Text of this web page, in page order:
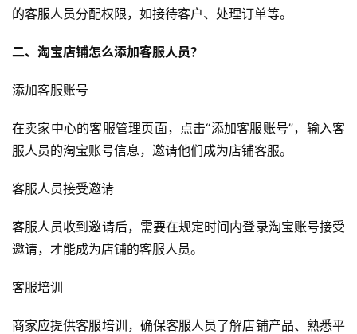
的客服人员分配权限，如接待客户、处理订单等。
二、淘宝店铺怎么添加客服人员？
添加客服账号
在卖家中心的客服管理页面，点击“添加客服账号”，输入客
服人员的淘宝账号信息，邀请他们成为店铺客服。
客服人员接受邀请
客服人员收到邀请后，需要在规定时间内登录淘宝账号接受
邀请，才能成为店铺的客服人员。
客服培训
商家应提供客服培训，确保客服人员了解店铺产品、熟悉平